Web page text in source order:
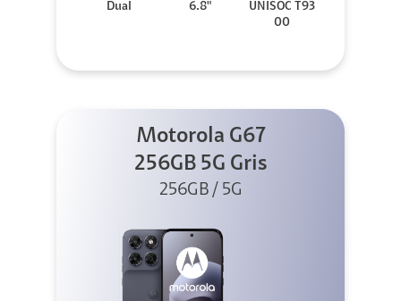
Dual
6.8"
UNISOC T93
00
Motorola G67
256GB 5G Gris
256GB / 5G